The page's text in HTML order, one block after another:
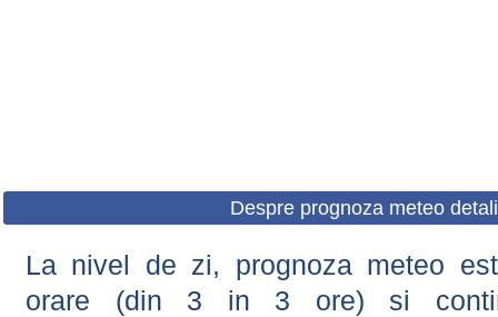
Despre prognoza meteo
La nivel de zi, prognoza meteo
orare (din 3 in 3 ore) si